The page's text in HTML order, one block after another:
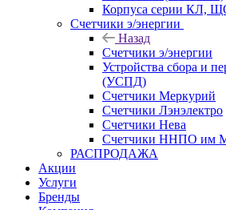
Корпуса серии КЛ,
Счетчики э/энергии
Назад
Счетчики э/энергии
Устройства сбора и
(УСПД)
Счетчики Меркурий
Счетчики Лэнэлектро
Счетчики Нева
Счетчики ННПО им
РАСПРОДАЖА
Акции
Услуги
Бренды